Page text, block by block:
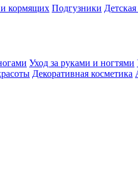
кормящих Подгузники
Уход за руками и ногтями
Декоративная косметика